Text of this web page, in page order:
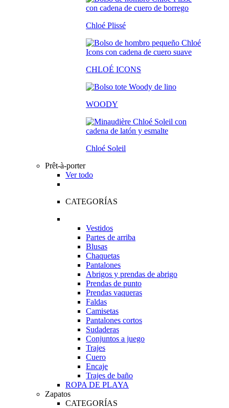
Chloé Plissé
CHLOÉ ICONS
WOODY
Chloé Soleil
Prêt-à-porter
Ver todo
CATEGORÍAS
Vestidos
Partes de arriba
Blusas
Chaquetas
Pantalones
Abrigos y prendas de abrigo
Prendas de punto
Prendas vaqueras
Faldas
Camisetas
Pantalones cortos
Sudaderas
Conjuntos a juego
Trajes
Cuero
Encaje
Trajes de baño
ROPA DE PLAYA
Zapatos
CATEGORÍAS